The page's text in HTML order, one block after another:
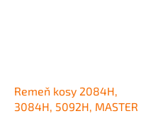
Remeň kosy 2084H,
3084H, 5092H, MASTER